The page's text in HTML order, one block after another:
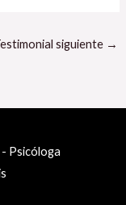
siguiente →
Psicóloga